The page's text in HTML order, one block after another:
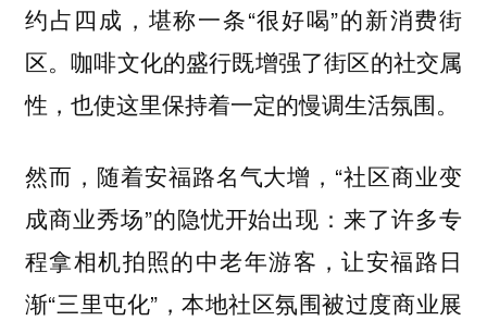
约占四成，堪称一条“很好喝”的新消费街
区。咖啡文化的盛行既增强了街区的社交属
性，也使这里保持着一定的慢调生活氛围。
然而，随着安福路名气大增，“社区商业变
成商业秀场”的隐忧开始出现：来了许多专
程拿相机拍照的中老年游客，让安福路日
渐“三里屯化”，本地社区氛围被过度商业展